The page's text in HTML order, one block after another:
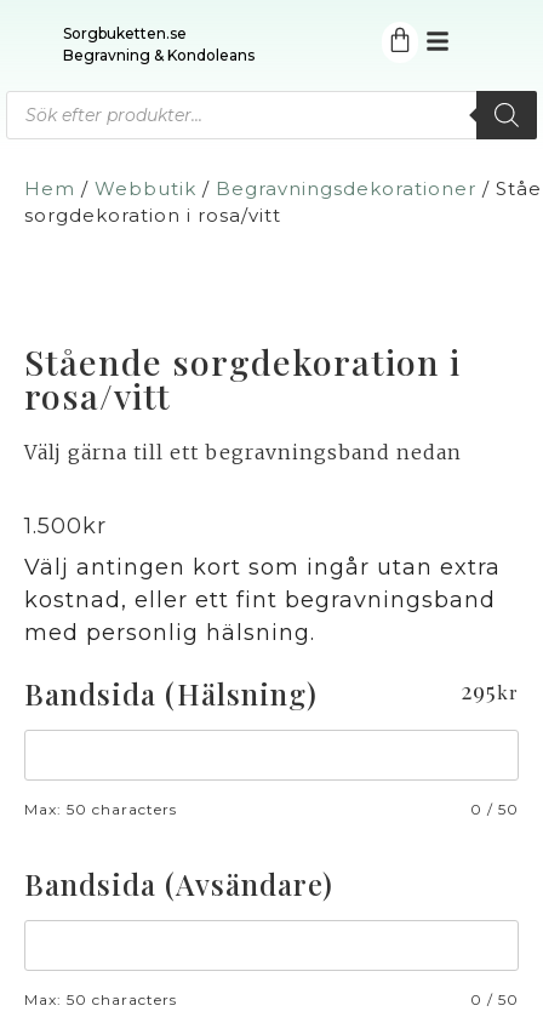
Sorgbuketten.se
Begravning & Kondoleans
Hem / Webbutik / Begravningsdekorationer /
sorgdekoration i rosa/vitt
Stående sorgdekoration i
rosa/vitt
Välj gärna till ett begravningsband nedan
1.500 kr
Välj antingen kort som ingår utan extra
kostnad, eller ett fint begravningsband
med personlig hälsning.
Bandsida (Hälsning) 295kr
0 / 50
Max: 50 characters
Bandsida (Avsändare)
0 / 50
Max: 50 characters